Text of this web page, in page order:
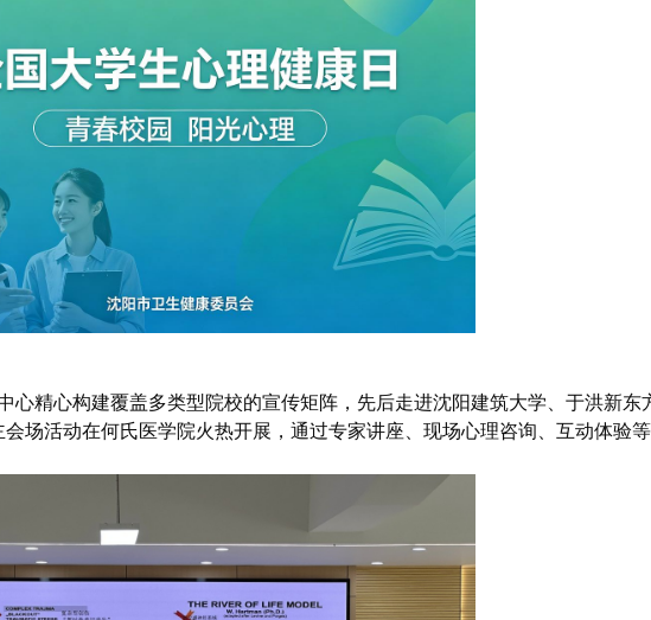
心精心构建覆盖多类型院校的宣传矩阵，先后走进沈阳建筑大学、于洪新东
场活动在何氏医学院火热开展，通过专家讲座、现场心理咨询、互动体验